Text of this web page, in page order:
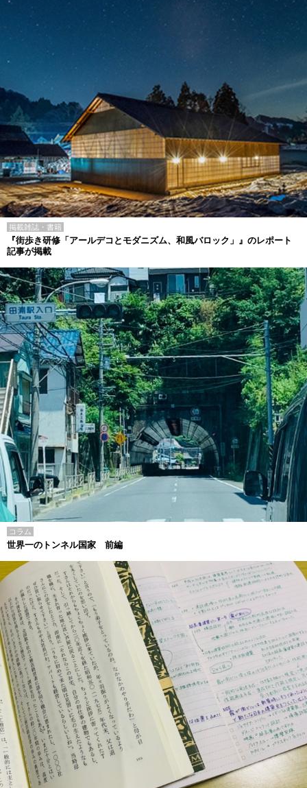
掲載雑誌・書籍
『街歩き研修「アールデコとモダニズム、和風バロック」』のレポート
記事が掲載
コラム
世界一のトンネル国家 前編